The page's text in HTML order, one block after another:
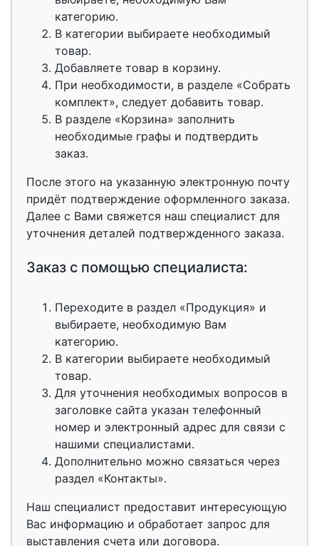
категорию.
В категории выбираете необходимый
товар.
Добавляете товар в корзину.
При необходимости, в разделе «Собрать
комплект», следует добавить товар.
В разделе «Корзина» заполнить
необходимые графы и подтвердить
заказ.
После этого на указанную электронную почту
придёт подтверждение оформленного заказа.
Далее с Вами свяжется наш специалист для
уточнения деталей подтвержденного заказа.
Заказ с помощью специалиста:
Переходите в раздел «Продукция» и
выбираете, необходимую Вам
категорию.
В категории выбираете необходимый
товар.
Для уточнения необходимых вопросов в
заголовке сайта указан телефонный
номер и электронный адрес для связи с
нашими специалистами.
Дополнительно можно связаться через
раздел «Контакты».
Наш специалист предоставит интересующую
Вас информацию и обработает запрос для
выставления счета или договора.